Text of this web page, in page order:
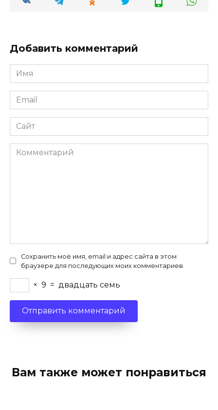
Добавить комментарий
Имя
*
Email
*
Сайт
Комментарий
Сохранить моё имя, email и адрес сайта в этом
браузере для последующих моих комментариев.
× 9 = двадцать семь
Вам также может понравиться